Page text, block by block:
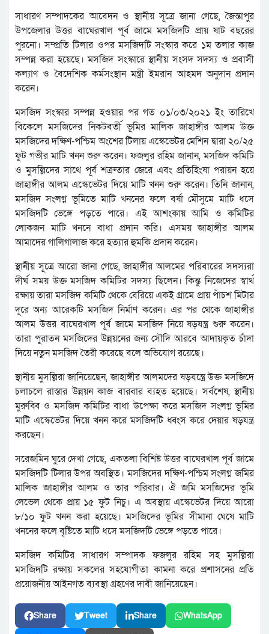
সাধারণ সম্পাদকের আবেদন ও স্থানীয় সূত্রে জানা গেছে, জৈন্তাপুর
উপজেলার উত্তর বাঘেরখাল পূর্ব জামে মসজিদটি প্রায় ষাট বছরের
পুরনো। সম্প্রতি টিলার ওপর মসজিদটি সংস্কার করে ১ম তলার কাজ
সম্পন্ন করা হয়েছে। মসজিদ সংস্কারে স্থানীয় সংসদ সদস্য ও প্রবাসী
কল্যাণ ও বৈদেশিক কর্মসংস্থান মন্ত্রী ইমরান আহমদ অনুদান প্রদান
করেন।
মসজিদ সংস্কার সম্পন্ন হওয়ার পর গত ০১/০৩/২০২১ ইং তারিখে
বিকেলে মসজিদের নিকটবর্তী ভূমির মালিক জাহাঙ্গীর আলম উক্ত
মসজিদের দক্ষিণ-পশ্চিম অংশের টিলায় এস্কেভেটর মেশিন দ্বারা ২০/২৫
ফুট গভীর মাটি খনন শুরু করেন। ফজলুর রহিম জানান, মসজিদ কমিটি
ও মুসল্লিদের সাথে পূর্ব শত্রুতার জেরে এবং প্রতিহিংষা পরায়ন হয়ে
জাহাঙ্গীর আলম এস্কেভেটর দিয়ে মাটি খনন শুরু করেন। তিনি জানান,
মসজিদ সংলগ্ন ভূমিতে মাটি খননের ফলে বর্ষা মৌসুমে মাটি ধসে
মসজিদটি ভেঙ্গে পড়তে পারে। এই আশংকায় আমি ও কমিটির
লোকজন মাটি খননে বাধা প্রদান করি। এসময় জাহাঙ্গীর আলম
আমাদের গালিগালাজ করে হত্যার হুমকি প্রদান করেন।
স্থানীয় সূত্রে আরো জানা গেছে, জাহাঙ্গীর আলমের পরিবারের সদস্যরা
দীর্ঘ সময় উক্ত মসজিদ কমিটির সদস্য ছিলেন। কিন্তু নিজেদের স্বার্থ
রক্ষায় তারা মসজিদ কমিটি থেকে বেরিয়ে একই গ্রামে প্রায় পাঁচশ মিটার
দূরে অন্য আরেকটি মসজিদ নির্মাণ করেন। এর পর থেকে জাহাঙ্গীর
আলম উত্তর বাঘেরখাল পূর্ব জামে মসজিদ নিয়ে ষড়যন্ত্র শুরু করেন।
তারা পুরাতন মসজিদের উন্নয়নের জন্য সৌদি আরবে আদায়কৃত চাঁদা
দিয়ে নতুন মসজিদ তৈরী করেছে বলে অভিযোগ রয়েছে।
স্থানীয় মুসল্লিরা জানিয়েছেন, জাহাঙ্গীর আলমদের ষড়যন্ত্রে উক্ত মসজিদে
চলাচলে রাস্তার উন্নয়ন কাজ বারবার ব্যহত হয়েছে। সর্বশেষ, স্থানীয়
মুরুব্বি ও মসজিদ কমিটির বাধা উপেক্ষা করে মসজিদ সংলগ্ন ভূমির
মাটি এস্কেভেটর দিয়ে খনন করে মসজিদটি ধ্বংস করে দেয়ার ষড়যন্ত্র
করছেন।
সরেজমিন ঘুরে দেখা গেছে, একতলা বিশিষ্ট উত্তর বাঘেরখাল পূর্ব জামে
মসজিদটি টিলার উপর অবস্থিত। মসজিদের দক্ষিণ-পশ্চিম সংলগ্ন জমির
মালিক জাহাঙ্গীর আলম ও তার পরিবার। ঐ জমি মসজিদের ভূমি
লেভেল থেকে প্রায় ১৫ ফুট নিচু। এ অবস্থায় এস্কেভেটর দিয়ে আরো
৮/১০ ফুট খনন করা হয়েছে। মসজিদের ভূমির সীমানা ঘেষে মাটি
খননের ফলে বৃষ্টিতে মাটি ধসে মসজিদটি ভেঙ্গে পড়তে পারে।
মসজিদ কমিটির সাধারণ সম্পাদক ফজলুর রহিম সহ মুসল্লিরা
মসজিদটি রক্ষায় সকলের সহযোগীতা কামনা করে প্রশাসনের প্রতি
প্রয়োজনীয় আইনগত ব্যবস্থা গ্রহণের দাবী জানিয়েছেন।
Share Tweet Share WhatsApp